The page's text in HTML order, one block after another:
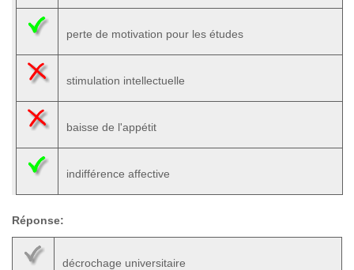
perte de motivation pour les études
stimulation intellectuelle
baisse de l'appétit
indifférence affective
Réponse:
décrochage universitaire